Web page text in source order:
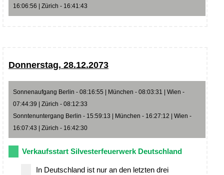
16:06:56 | Zürich - 16:41:43
Donnerstag, 28.12.2073
Sonnenaufgang Berlin - 08:16:55 | München - 08:03:31 | Wien -
07:44:39 | Zürich - 08:12:33
Sonntenuntergang Berlin - 15:59:13 | München - 16:27:12 | Wien -
16:07:43 | Zürich - 16:42:30
Verkaufsstart Silvesterfeuerwerk Deutschland
In Deutschland ist nur an den letzten drei